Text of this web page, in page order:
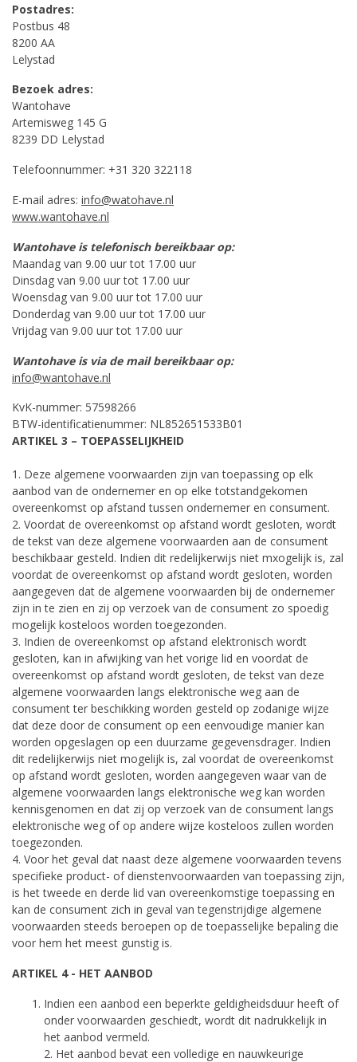
Postadres:
Postbus 48
8200 AA
Lelystad
Bezoek adres:
Wantohave
Artemisweg 145 G
8239 DD Lelystad
Telefoonnummer: +31 320 322118
E-mail adres: info@watohave.nl
www.wantohave.nl
Wantohave is telefonisch bereikbaar op:
Maandag van 9.00 uur tot 17.00 uur
Dinsdag van 9.00 uur tot 17.00 uur
Woensdag van 9.00 uur tot 17.00 uur
Donderdag van 9.00 uur tot 17.00 uur
Vrijdag van 9.00 uur tot 17.00 uur
Wantohave is via de mail bereikbaar op:
info@wantohave.nl
KvK-nummer: 57598266
BTW-identificatienummer: NL852651533B01
ARTIKEL 3 – TOEPASSELIJKHEID
1. Deze algemene voorwaarden zijn van toepassing op elk
aanbod van de ondernemer en op elke totstandgekomen
overeenkomst op afstand tussen ondernemer en consument.
2. Voordat de overeenkomst op afstand wordt gesloten, wordt
de tekst van deze algemene voorwaarden aan de consument
beschikbaar gesteld. Indien dit redelijkerwijs niet mxogelijk is, zal
voordat de overeenkomst op afstand wordt gesloten, worden
aangegeven dat de algemene voorwaarden bij de ondernemer
zijn in te zien en zij op verzoek van de consument zo spoedig
mogelijk kosteloos worden toegezonden.
3. Indien de overeenkomst op afstand elektronisch wordt
gesloten, kan in afwijking van het vorige lid en voordat de
overeenkomst op afstand wordt gesloten, de tekst van deze
algemene voorwaarden langs elektronische weg aan de
consument ter beschikking worden gesteld op zodanige wijze
dat deze door de consument op een eenvoudige manier kan
worden opgeslagen op een duurzame gegevensdrager. Indien
dit redelijkerwijs niet mogelijk is, zal voordat de overeenkomst
op afstand wordt gesloten, worden aangegeven waar van de
algemene voorwaarden langs elektronische weg kan worden
kennisgenomen en dat zij op verzoek van de consument langs
elektronische weg of op andere wijze kosteloos zullen worden
toegezonden.
4. Voor het geval dat naast deze algemene voorwaarden tevens
specifieke product- of dienstenvoorwaarden van toepassing zijn,
is het tweede en derde lid van overeenkomstige toepassing en
kan de consument zich in geval van tegenstrijdige algemene
voorwaarden steeds beroepen op de toepasselijke bepaling die
voor hem het meest gunstig is.
ARTIKEL 4 - HET AANBOD
Indien een aanbod een beperkte geldigheidsduur heeft of
onder voorwaarden geschiedt, wordt dit nadrukkelijk in
het aanbod vermeld.
2. Het aanbod bevat een volledige en nauwkeurige